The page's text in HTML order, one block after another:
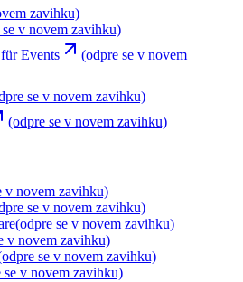
zavihku)
v novem zavihku)
Events
(odpre se v novem
se v novem zavihku)
(odpre se v novem zavihku)
v novem zavihku)
se v novem zavihku)
(odpre se v novem zavihku)
v novem zavihku)
se v novem zavihku)
se v novem zavihku)